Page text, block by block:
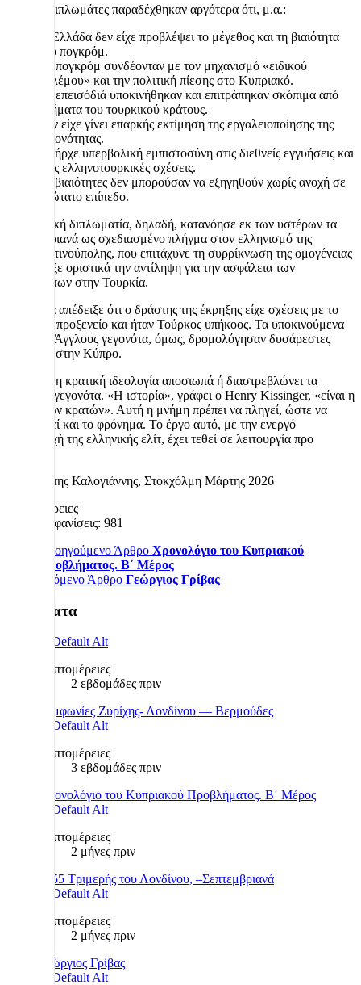
Πολλοί διπλωμάτες παραδέχθηκαν αργότερα ότι, μ.α.:
Η Ελλάδα δεν είχε προβλέψει το μέγεθος και τη βιαιότητα
του πογκρόμ.
Το πογκρόμ συνδέονταν με τον μηχανισμό «ειδικού
πολέμου» και την πολιτική πίεσης στο Κυπριακό.
Τα επεισόδιά υποκινήθηκαν και επιτράπηκαν σκόπιμα από
τμήματα του τουρκικού κράτους.
Δεν είχε γίνει επαρκής εκτίμηση της εργαλειοποίησης της
μειονότητας.
Υπήρχε υπερβολική εμπιστοσύνη στις διεθνείς εγγυήσεις και
στις ελληνοτουρκικές σχέσεις.
Οι βιαιότητες δεν μπορούσαν να εξηγηθούν χωρίς ανοχή σε
ανώτατο επίπεδο.
Η ελληνική διπλωματία, δηλαδή, κατανόησε εκ των υστέρων τα
Σεπτεμβριανά ως σχεδιασμένο πλήγμα στον ελληνισμό της
Κωνσταντινούπολης, που επιτάχυνε τη συρρίκνωση της ομογένειας
και άλλαξε οριστικά την αντίληψη για την ασφάλεια των
μειονοτήτων στην Τουρκία.
Η έρευνα απέδειξε ότι ο δράστης της έκρηξης είχε σχέσεις με το
τουρκικό προξενείο και ήταν Τούρκος υπήκοος. Τα υποκινούμενα
από τους Άγγλους γεγονότα, όμως, δρομολόγησαν δυσάρεστες
εξελίξεις στην Κύπρο.
Η επίσημη κρατική ιδεολογία αποσιωπά ή διαστρεβλώνει τα
ιστορικά γεγονότα. «Η ιστορία», γράφει ο Henry Kissinger, «είναι η
μνήμη των κρατών». Αυτή η μνήμη πρέπει να πληγεί, ώστε να
αλλοιωθεί και το φρόνημα. Το έργο αυτό, με την ενεργό
συμμετοχή της ελληνικής ελίτ, έχει τεθεί σε λειτουργία προ
Παναγιώτης Καλογιάννης, Στοκχόλμη Μάρτης 2026
Λεπτομέρειες
Εμφανίσεις: 981
Προηγούμενο Άρθρο Χρονολόγιο του Κυπριακού
Προβλήματος. Β΄ Μέρος
Επόμενο Άρθρο Γεώργιος Γρίβας
Πρόσφατα
Λεπτομέρειες
2 εβδομάδες πριν
Συμφωνίες Ζυρίχης- Λονδίνου — Βερμούδες
Λεπτομέρειες
3 εβδομάδες πριν
Χρονολόγιο του Κυπριακού Προβλήματος. Β΄ Μέρος
Λεπτομέρειες
2 μήνες πριν
1955 Τριμερής του Λονδίνου, –Σεπτεμβριανά
Λεπτομέρειες
2 μήνες πριν
Γεώργιος Γρίβας